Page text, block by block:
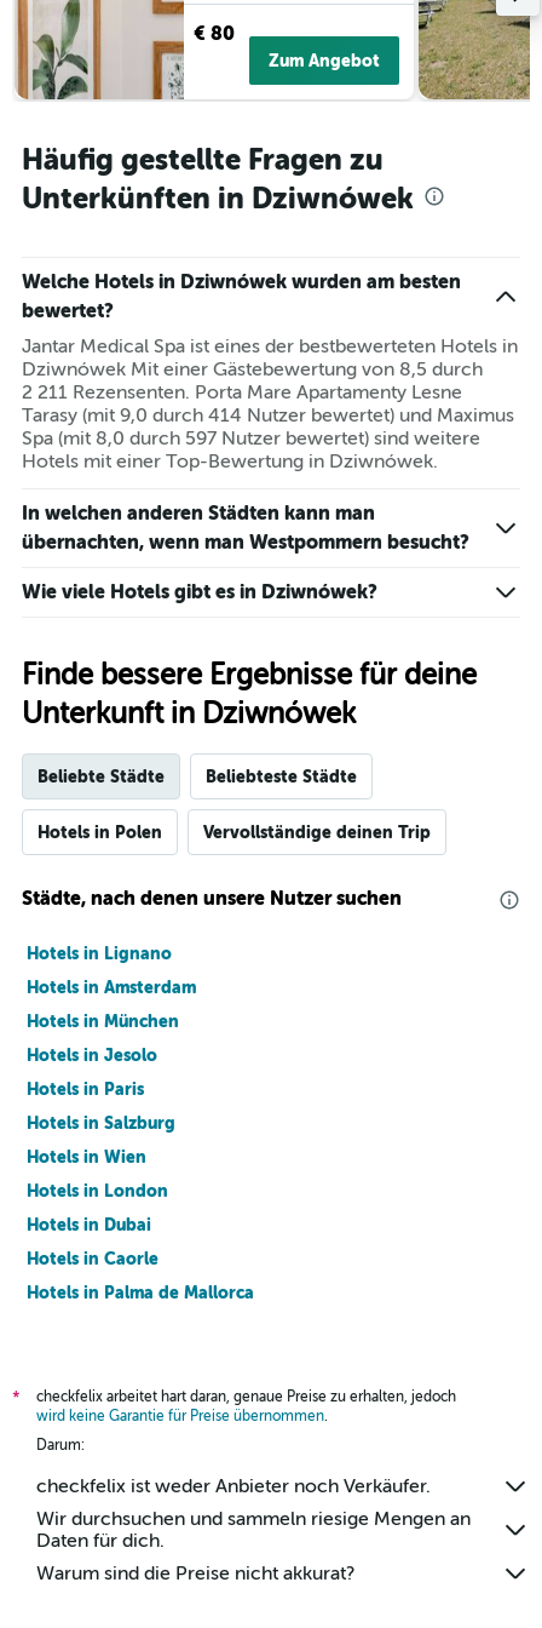
Das
Diagramm
hat
1
Y-
die
den
durchschnittlichen
€ 80
Zum Angebot
Häufig gestellte Fragen zu
Unterkünften in Dziwnówek
Welche Hotels in Dziwnówek wurden am besten
bewertet?
Jantar Medical Spa ist eines der bestbewerteten Hotels in
Dziwnówek Mit einer Gästebewertung von 8,5 durch
2 211 Rezensenten. Porta Mare Apartamenty Lesne
Tarasy (mit 9,0 durch 414 Nutzer bewertet) und Maximus
Spa (mit 8,0 durch 597 Nutzer bewertet) sind weitere
Hotels mit einer Top-Bewertung in Dziwnówek.
In welchen anderen Städten kann man
übernachten, wenn man Westpommern besucht?
Wie viele Hotels gibt es in Dziwnówek?
Finde bessere Ergebnisse für deine
Unterkunft in Dziwnówek
Beliebte Städte Beliebteste Städte
Hotels in Polen Vervollständige deinen Trip
Städte, nach denen unsere Nutzer suchen
Hotels in Lignano
Hotels in Amsterdam
Hotels in München
Hotels in Jesolo
Hotels in Paris
Hotels in Salzburg
Hotels in Wien
Hotels in London
Hotels in Dubai
Hotels in Caorle
Hotels in Palma de Mallorca
*
checkfelix arbeitet hart daran, genaue Preise zu erhalten, jedoch
wird keine Garantie für Preise übernommen.
Darum:
checkfelix ist weder Anbieter noch Verkäufer.
Wir durchsuchen und sammeln riesige Mengen an
Daten für dich.
Warum sind die Preise nicht akkurat?